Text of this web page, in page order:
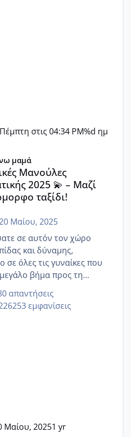
στις 04:34 PM%d ημ
Εξωσωματικής 2025 💫 – Μαζί
μαμά
Μανούλες
2025 💫 – Μαζί
ταξίδι!
Μαίου, 2025
σε αυτόν τον χώρο
και δύναμης,
σε όλες τις γυναίκες που
βήμα προς τη
μέσω εξωσωματικής το 2025.
αγωνίες, χαρές,
κάθε μικρή ή μεγάλη
απαντήσεις
εμφανίσεις
Μαίου, 20251 yr